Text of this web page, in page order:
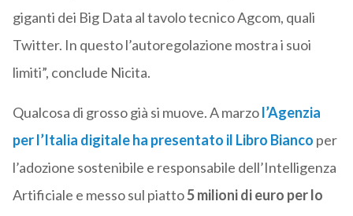
giganti dei Big Data al tavolo tecnico Agcom, quali
Twitter. In questo l’autoregolazione mostra i suoi
limiti”, conclude Nicita.
Qualcosa di grosso già si muove. A marzol’Agenzia
per l’Italia digitale ha presentato il Libro Bianco per
l’adozione sostenibile e responsabile dell’Intelligenza
Artificiale e messo sul piatto5 milioni di euro per lo